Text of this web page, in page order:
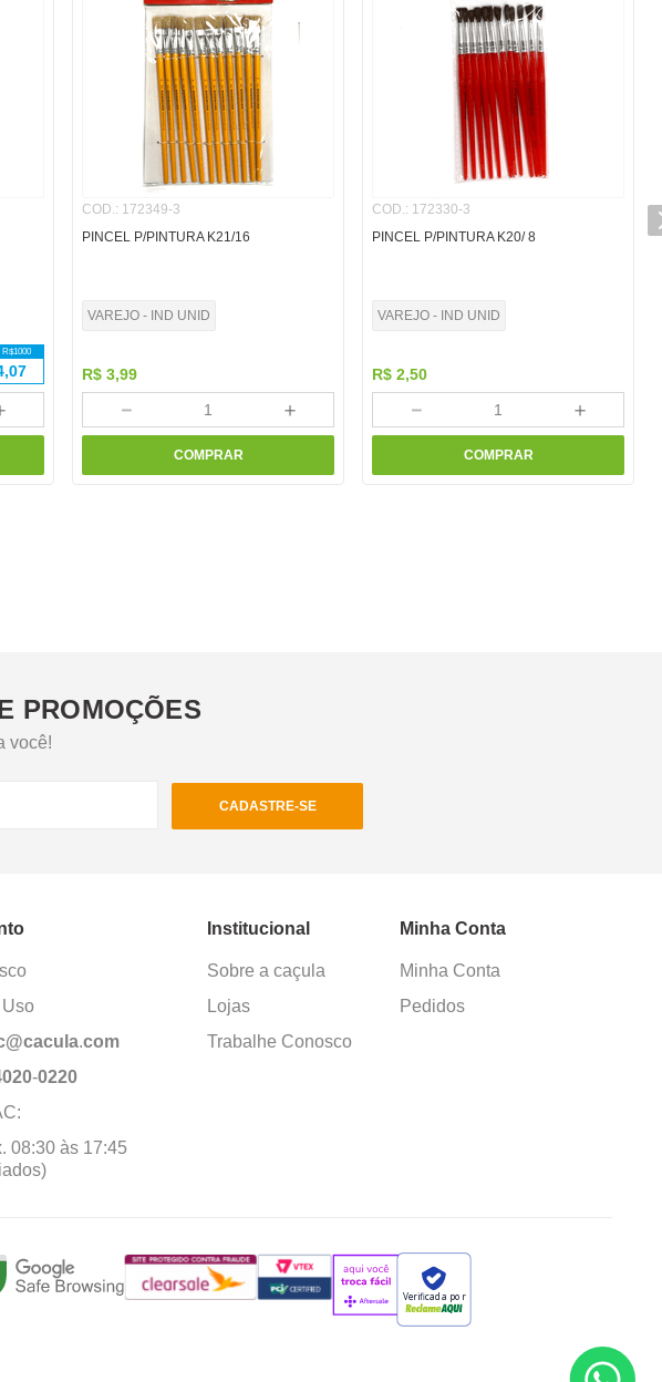
R$1000
COD.: 172349-3
PINCEL P/PINTURA K21/16
VAREJO - IND UNID
R$ 3,99
＋
－
COMPRAR
COD.: 172330-3
PINCEL P/PINTURA K20/ 8
VAREJO - IND UNID
R$ 2,50
＋
－
COMPRAR
PROMOÇÕES
você!
CADASTRE-SE
.com
-0220
08:30 às 17:45
Institucional
Sobre a caçula
Lojas
Trabalhe Conosco
Minha Conta
Minha Conta
Pedidos
Verificada por